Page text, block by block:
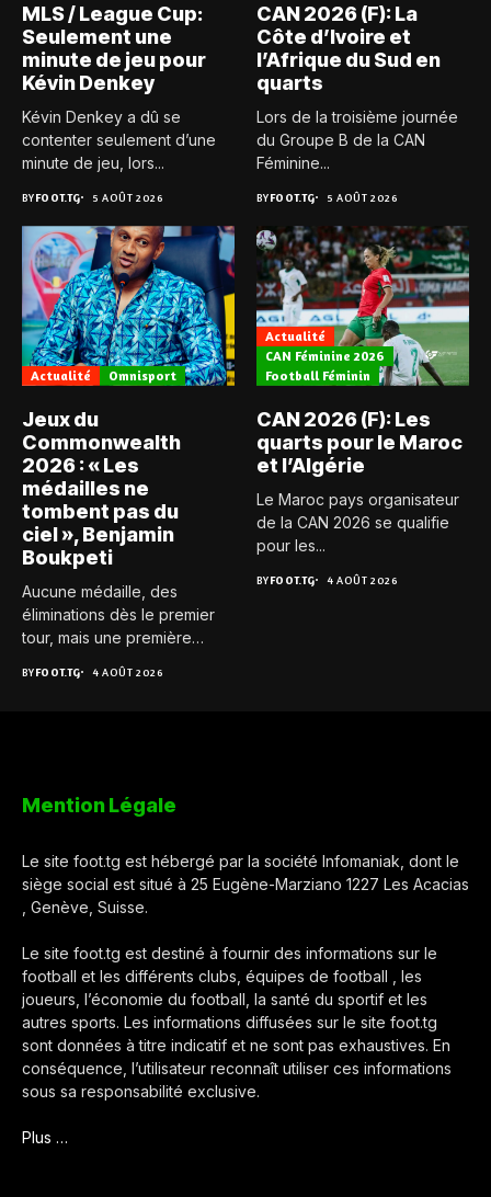
MLS / League Cup:
Seulement une
minute de jeu pour
Kévin Denkey
Kévin Denkey a dû se
contenter seulement d’une
minute de jeu, lors...
BYFOOT.TG 5 AOÛT 2026
CAN 2026 (F): La
Côte d’Ivoire et
l’Afrique du Sud en
quarts
Lors de la troisième journée
du Groupe B de la CAN
Féminine...
BYFOOT.TG 5 AOÛT 2026
Actualité Omnisport
Jeux du
Commonwealth
2026 : « Les
médailles ne
tombent pas du
ciel », Benjamin
Boukpeti
Aucune médaille, des
éliminations dès le premier
tour, mais une première
BYFOOT.TG 4 AOÛT 2026
Actualité
CAN Féminine 2026
Football Féminin
CAN 2026 (F): Les
quarts pour le Maroc
et l’Algérie
Le Maroc pays organisateur
de la CAN 2026 se qualifie
pour les...
BYFOOT.TG 4 AOÛT 2026
Mention Légale
Le site foot.tg est hébergé par la société Infomaniak, dont le
siège social est situé à 25 Eugène-Marziano 1227 Les Acacias
, Genève, Suisse.
Le site foot.tg est destiné à fournir des informations sur le
football et les différents clubs, équipes de football , les
joueurs, l’économie du football, la santé du sportif et les
autres sports. Les informations diffusées sur le site foot.tg
sont données à titre indicatif et ne sont pas exhaustives. En
conséquence, l’utilisateur reconnaît utiliser ces informations
sous sa responsabilité exclusive.
Plus …